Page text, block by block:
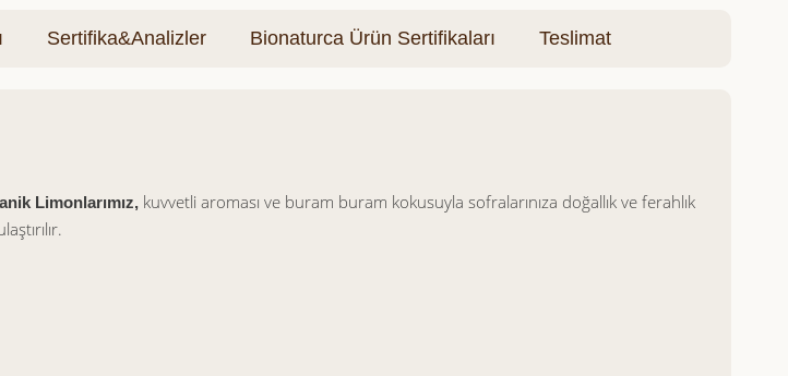
Sertifika&Analizler Bionaturca Ürün Sertifikaları Teslimat
Limonlarımız, kuvvetli aroması ve buram buram kokusuyla sofralarınıza doğallık ve ferahlık